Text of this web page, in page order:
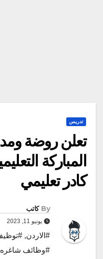
تدريس
تعلن روضة
المباركة
كادر تعليمي
By كاتب
يونيو 11, 2023
#الاردن,
#وظائف شاغره